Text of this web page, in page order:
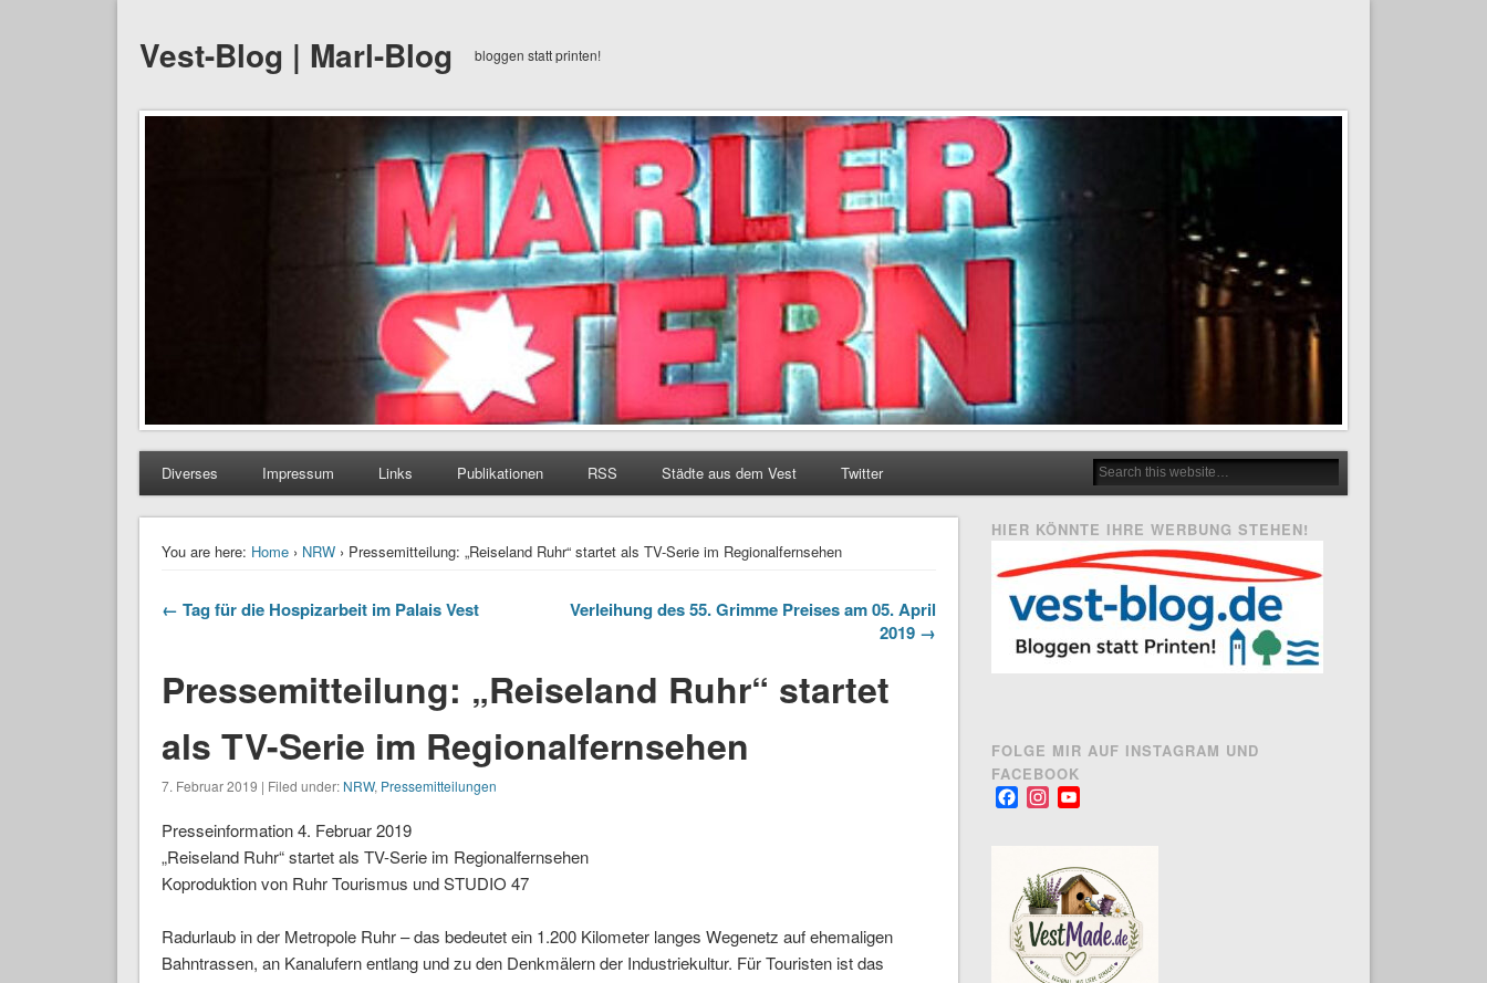
Vest-Blog | Marl-Blog bloggen statt printen!
Diverses Impressum Links Publikationen RSS Städte aus dem Vest Twitter
You are here: Home› NRW› Pressemitteilung: „Reiseland Ruhr“ startet als TV-Serie im Regionalfernsehen
← Tag für die Hospizarbeit im Palais Vest
Verleihung des 55. Grimme Preises am 05. April
2019 →
Pressemitteilung: „Reiseland Ruhr“ startet
als TV-Serie im Regionalfernsehen
7. Februar 2019 | Filed under: NRW, Pressemitteilungen
Presseinformation 4. Februar 2019
„Reiseland Ruhr“ startet als TV-Serie im Regionalfernsehen
Koproduktion von Ruhr Tourismus und STUDIO 47
Radurlaub in der Metropole Ruhr – das bedeutet ein 1.200 Kilometer langes Wegenetz auf ehemaligen
Bahntrassen, an Kanalufern entlang und zu den Denkmälern der Industriekultur. Für Touristen ist das
HIER KÖNNTE IHRE WERBUNG STEHEN!
FOLGE MIR AUF INSTAGRAM UND
FACEBOOK
FacebookInstagram